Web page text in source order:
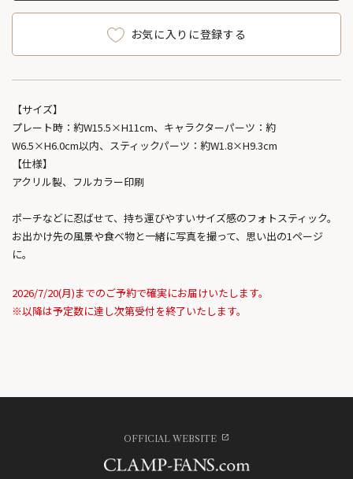
お気に入りに登録する
【サイズ】
プレート時：約W15.5×H11cm、キャラクターパーツ：約
W6.5×H6.0cm以内、スティックパーツ：約W1.8×H9.3cm
【仕様】
アクリル製、フルカラー印刷
ポーチなどに忍ばせて、持ち運びやすいサイズ感のフォトスティック。
お出かけ先の風景や食べ物と一緒に写真を撮って、思い出の1ページ
に。
2026/7/20(月)までのご予約で確実にお届けいたします。
※以降は予定数に達し次第受付を終了いたします。
OFFICIAL WEBSITE